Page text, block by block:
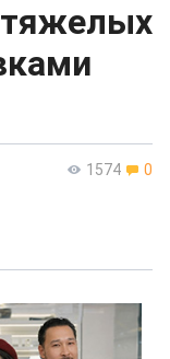
1574 0